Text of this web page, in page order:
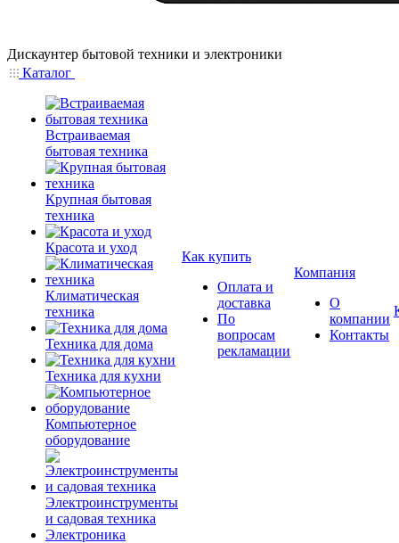
Дискаунтер бытовой техники и электроники
Каталог
Встраиваемая
бытовая техника
Крупная бытовая
техника
Красота и уход
Климатическая
техника
Техника для дома
Техника для кухни
Компьютерное
оборудование
Электроинструменты
и садовая техника
Электроника
Как купить
Оплата и
доставка
По
вопросам
рекламации
Компания
О
компании
Контакты